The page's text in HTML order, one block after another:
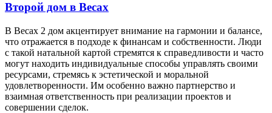
Второй дом в Весах
В Весах 2 дом акцентирует внимание на гармонии и балансе,
что отражается в подходе к финансам и собственности. Люди
с такой натальной картой стремятся к справедливости и часто
могут находить индивидуальные способы управлять своими
ресурсами, стремясь к эстетической и моральной
удовлетворенности. Им особенно важно партнерство и
взаимная ответственность при реализации проектов и
совершении сделок.